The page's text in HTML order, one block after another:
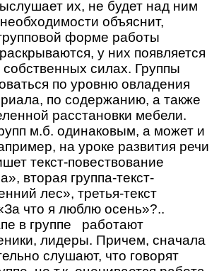
их, не будет над ним
объяснит,
форме работы
у них появляется
собственных силах. Группы
по уровню овладения
по содержанию, а также
расстановки мебели.
м.б. одинаковым, а может и
на уроке развития речи
текст-повествование
вторая группа-текст-
лес», третья-текст
что я люблю осень»?..
в группе работают
лидеры. Причем, сначала
слушают, что говорят